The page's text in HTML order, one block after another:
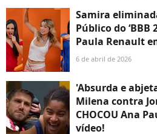
Samira
Público do ‘BBB
Paula Renault
6 de abril de 2026
'Absurda e
Milena contra
CHOCOU Ana
vídeo!